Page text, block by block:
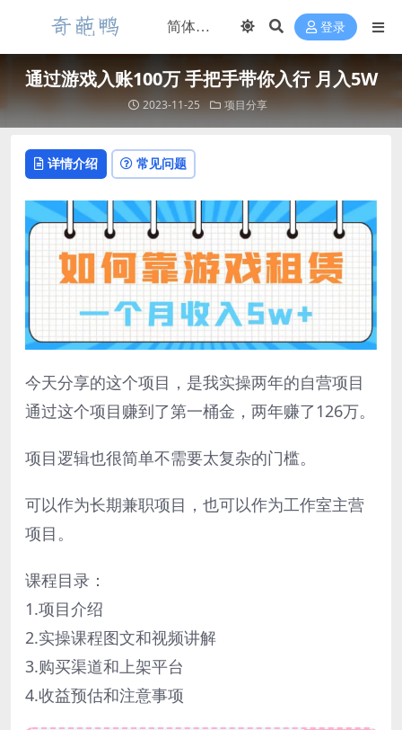
登录
通过游戏入账100万 手把手带你入行 月入5W
2023-11-25 项目分享
详情介绍 常见问题
今天分享的这个项目，是我实操两年的自营项目
通过这个项目赚到了第一桶金，两年赚了126万。
项目逻辑也很简单不需要太复杂的门槛。
可以作为长期兼职项目，也可以作为工作室主营
项目。
课程目录：
1.项目介绍
2.实操课程图文和视频讲解
3.购买渠道和上架平台
4.收益预估和注意事项